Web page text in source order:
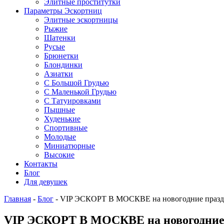
Элитные проститутки
Параметры Эскортниц
Элитные эскортницы
Рыжие
Шатенки
Русые
Брюнетки
Блондинки
Азиатки
С Большой Грудью
С Маленькой Грудью
С Татуировками
Пышные
Худенькие
Спортивные
Молодые
Миниатюрные
Высокие
Контакты
Блог
Для девушек
Главная - Блог - VIP ЭСКОРТ В МОСКВЕ на новогодние
VIP ЭСКОРТ В МОСКВЕ на новогодние